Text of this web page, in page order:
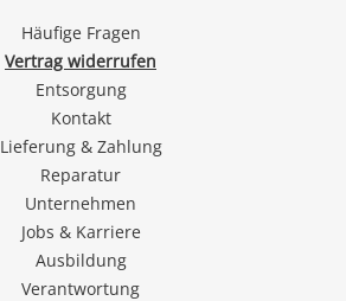
Häufige Fragen
Vertrag widerrufen
Entsorgung
Kontakt
Lieferung & Zahlung
Reparatur
Unternehmen
Jobs & Karriere
Ausbildung
Verantwortung